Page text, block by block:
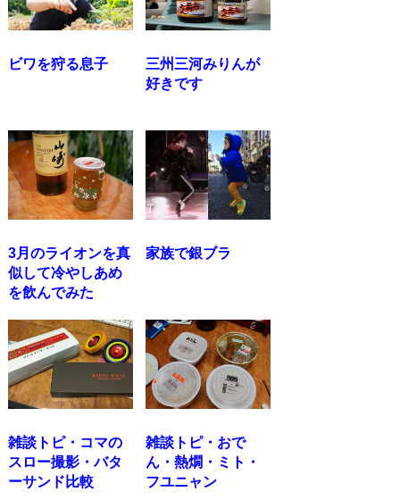
ビワを狩る息子
三州三河みりんが
好きです
3月のライオンを真
似して冷やしあめ
を飲んでみた
家族で銀ブラ
雑談トピ・コマの
スロー撮影・バタ
ーサンド比較
雑談トピ・おで
ん・熱燗・ミト・
フユニャン